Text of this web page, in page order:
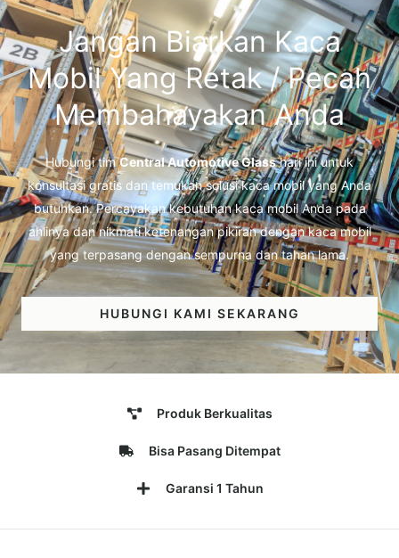
Jangan Biarkan Kaca
Mobil Yang Retak / Pecah
Membahayakan Anda
Hubungi timCentral Automotive Glasshari ini untuk
konsultasi gratis dan temukan solusi kaca mobil yang Anda
butuhkan. Percayakan kebutuhan kaca mobil Anda pada
ahlinya dan nikmati ketenangan pikiran dengan kaca mobil
yang terpasang dengan sempurna dan tahan lama.
HUBUNGI KAMI SEKARANG
Produk Berkualitas
Bisa Pasang Ditempat
Garansi 1 Tahun